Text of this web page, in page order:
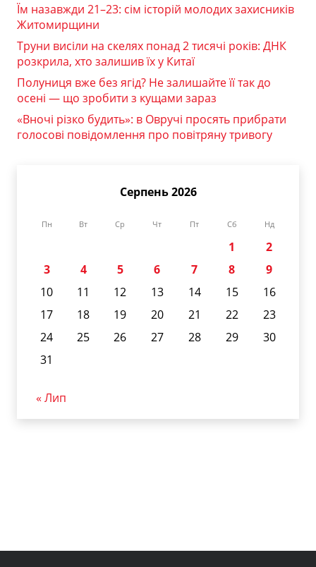
Їм назавжди 21–23: сім історій молодих захисників
Житомирщини
Труни висіли на скелях понад 2 тисячі років: ДНК
розкрила, хто залишив їх у Китаї
Полуниця вже без ягід? Не залишайте її так до
осені — що зробити з кущами зараз
«Вночі різко будить»: в Овручі просять прибрати
голосові повідомлення про повітряну тривогу
Серпень 2026
Пн Вт Ср Чт Пт Сб Нд
1
2
3
4 5 6 7 8
9
10
11 12 13 14 15
16
17
18 19 20 21 22
23
24
25 26 27 28 29
30
31
« Лип